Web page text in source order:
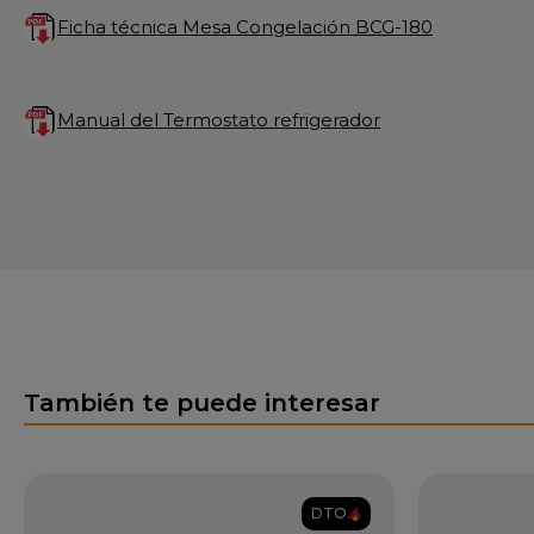
Ficha técnica Mesa Congelación BCG-180
Manual del Termostato refrigerador
También te puede interesar
DTO.